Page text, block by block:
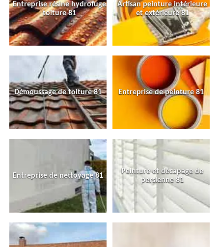
Entreprise résine hydrofuge
toiture 81
Artisan peinture intérieure
et extérieure 81
Démoussage de toiture 81 Entreprise de peinture 81
Entreprise de nettoyage 81
Peinture et décapage de
persienne 81